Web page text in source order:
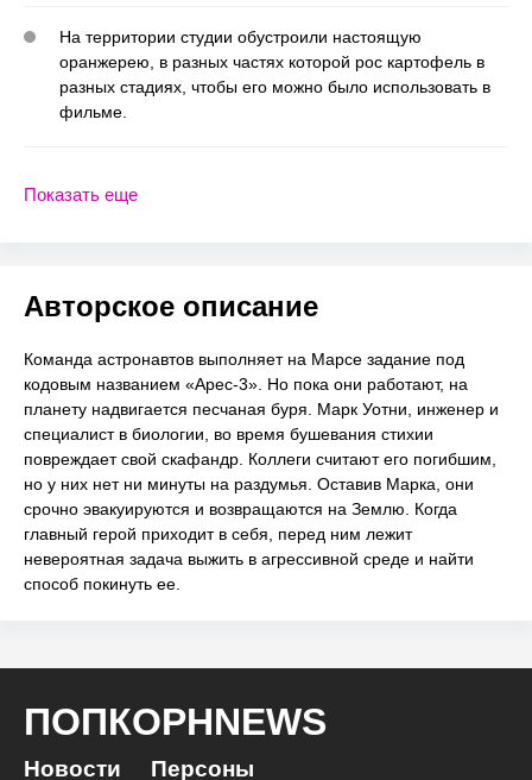
На территории студии обустроили настоящую
оранжерею, в разных частях которой рос картофель в
разных стадиях, чтобы его можно было использовать в
фильме.
Показать еще
Авторское описание
Команда астронавтов выполняет на Марсе задание под
кодовым названием «Арес-3». Но пока они работают, на
планету надвигается песчаная буря. Марк Уотни, инженер и
специалист в биологии, во время бушевания стихии
повреждает свой скафандр. Коллеги считают его погибшим,
но у них нет ни минуты на раздумья. Оставив Марка, они
срочно эвакуируются и возвращаются на Землю. Когда
главный герой приходит в себя, перед ним лежит
невероятная задача выжить в агрессивной среде и найти
способ покинуть ее.
ПОПКОРНNEWS
Новости Персоны